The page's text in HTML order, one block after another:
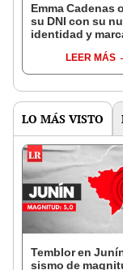
Emma Cadenas
su DNI con su
identidad y
reconocimiento
personas trans
LEER MÁS
LO MÁS VISTO
Temblor en
sismo de